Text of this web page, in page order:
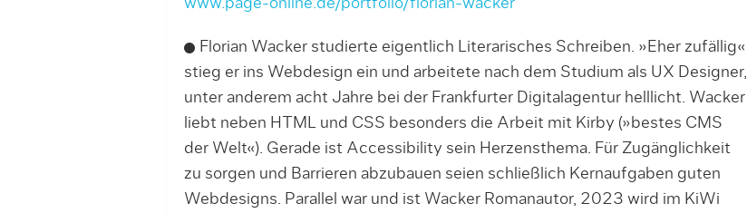
www.page-online.de/portfolio/florian-wacker
Florian Wacker studierte eigentlich Litera­risches Schreiben. »Eher zufällig«
stieg er ins Webdesign ein und arbeitete nach dem Studium als UX Designer,
unter anderem acht Jahre bei der Frankfurter Digitalagentur helllicht. Wacker
liebt neben HTML und CSS besonders die Arbeit mit Kirby (»bestes CMS
der Welt«). Gerade ist Access­i­bil­ity sein Herzensthema. Für Zugänglichkeit
zu sor­gen und Barrieren­ abzubauen seien schließ­lich Kern­auf­­gaben guten
Webdesigns. Parallel war und ist Wacker Romanautor, 2023 wird im KiWi